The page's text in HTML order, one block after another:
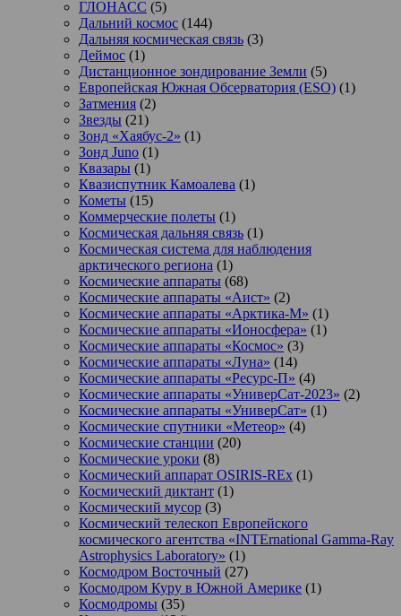
ГЛОНАСС (5)
Дальний космос (144)
Дальняя космическая связь (3)
Деймос (1)
Дистанционное зондирование Земли (5)
Европейская Южная Обсерватория (ESO) (1)
Затмения (2)
Звезды (21)
Зонд «Хаябус-2» (1)
Зонд Juno (1)
Квазары (1)
Квазиспутник Камоалева (1)
Кометы (15)
Коммерческие полеты (1)
Космическая дальняя связь (1)
Космическая система для наблюдения
арктического региона (1)
Космические аппараты (68)
Космические аппараты «Аист» (2)
Космические аппараты «Арктика-М» (1)
Космические аппараты «Ионосфера» (1)
Космические аппараты «Космос» (3)
Космические аппараты «Луна» (14)
Космические аппараты «Ресурс-П» (4)
Космические аппараты «УниверСат-2023» (2)
Космические аппараты «УниверСат» (1)
Космические спутники «Метеор» (4)
Космические станции (20)
Космические уроки (8)
Космический аппарат OSIRIS-REx (1)
Космический диктант (1)
Космический мусор (3)
Космический телескоп Европейского
космического агентства «INTErnational Gamma-Ray
Astrophysics Laboratory» (1)
Космодром Восточный (27)
Космодром Куру в Южной Америке (1)
Космодромы (35)